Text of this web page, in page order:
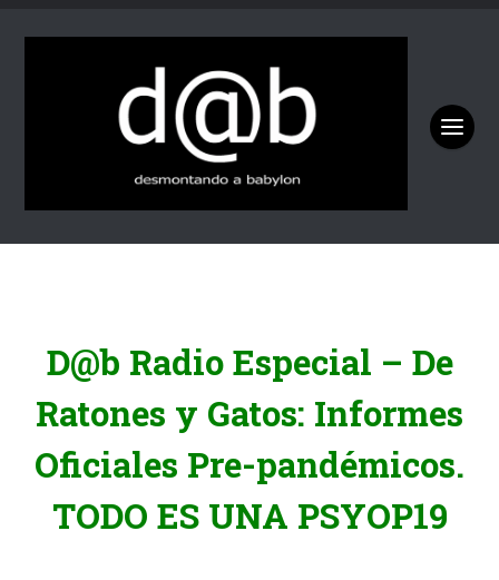
D@b Radio Especial – De
Ratones y Gatos: Informes
Oficiales Pre-pandémicos.
TODO ES UNA PSYOP19